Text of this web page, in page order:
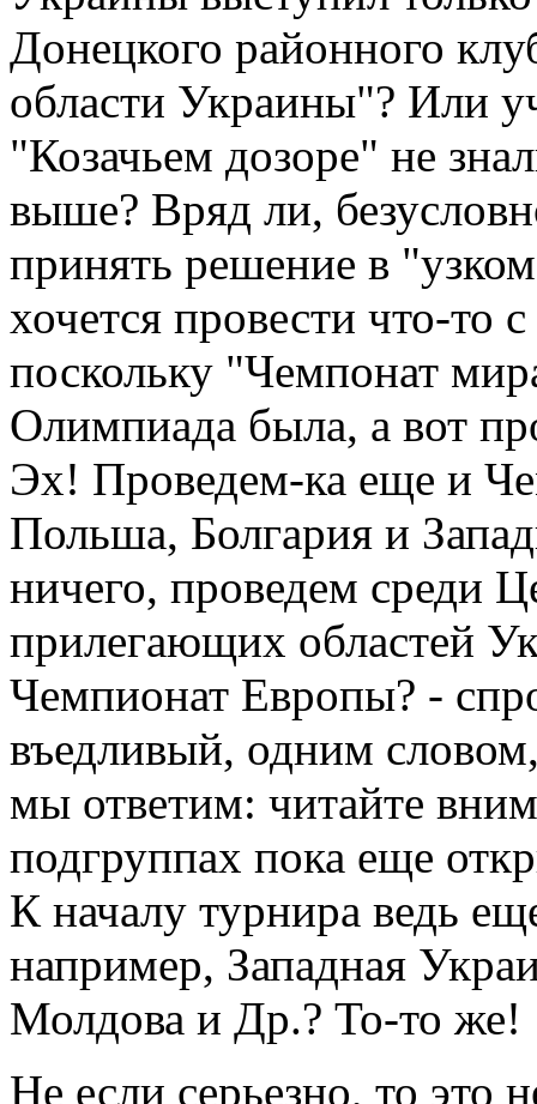
Донецкого районного
области Украины"? Или
"Козачьем дозоре" не
выше? Вряд ли,
принять решение в
хочется провести что-то
поскольку "Чемпонат
Олимпиада была, а вот
Эх! Проведем-ка еще и
Польша, Болгария и
ничего, проведем среди
прилегающих областей
Чемпионат Европы? -
въедливый, одним
мы ответим: читайте
подгруппах пока еще
К началу турнира ведь
например, Западная
Молдова и Др.? То-то же!
Не если серьезно, то это